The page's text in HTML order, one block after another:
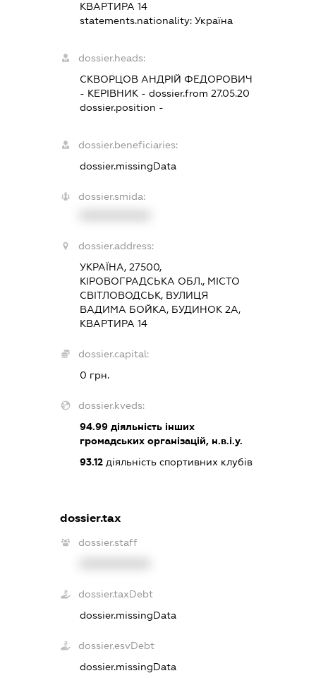
КВАРТИРА 14
statements.nationality:Україна
dossier.heads:
СКВОРЦОВ АНДРІЙ ФЕДОРОВИЧ
- КЕРІВНИК - dossier.from 27.05.20
dossier.position -
dossier.beneficiaries:
dossier.missingData
dossier.smida:
dossier.address:
УКРАЇНА, 27500,
КІРОВОГРАДСЬКА ОБЛ., МІСТО
СВІТЛОВОДСЬК, ВУЛИЦЯ
ВАДИМА БОЙКА, БУДИНОК 2А,
КВАРТИРА 14
dossier.capital:
0 грн.
dossier.kveds:
94.99 діяльність інших
громадських організацій, н.в.і.у.
93.12 діяльність спортивних клубів
dossier.tax
dossier.staff
dossier.taxDebt
dossier.missingData
dossier.esvDebt
dossier.missingData